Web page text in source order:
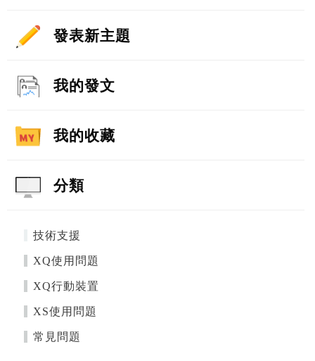
發表新主題
我的發文
我的收藏
分類
技術支援
XQ使用問題
XQ行動裝置
XS使用問題
常見問題